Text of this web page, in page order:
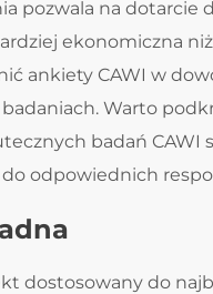
pozwala na dotarcie
ekonomiczna
ankiety CAWI w
Warto
badań CAWI
odpowiednich
dostosowany do